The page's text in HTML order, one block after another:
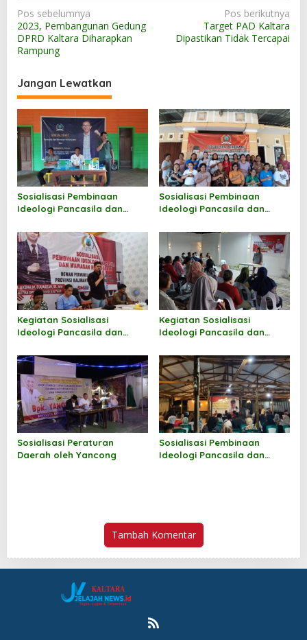
N
a
v
g
a
s
i
p
o
s
Pos sebelumnya
2023, Pembangunan Gedung
DPRD Kaltara Diharapkan
Rampung
Pos berikutnya
Target PAD Kaltara
Dipastikan Tidak Tercapai
Jangan Lewatkan
Sosialisasi Pembinaan
Ideologi Pancasila dan
Hermanus
Sosialisasi Pembinaan
Ideologi Pancasila dan
Markus Sakke
Kegiatan Sosialisasi
Ideologi Pancasila dan
Andi M Akbar
Kegiatan Sosialisasi
Ideologi Pancasila dan
Norhayati Andris
Sosialisasi Peraturan
Daerah oleh Yancong
Sosialisasi Pembinaan
Ideologi Pancasila dan
Tambah Komentar